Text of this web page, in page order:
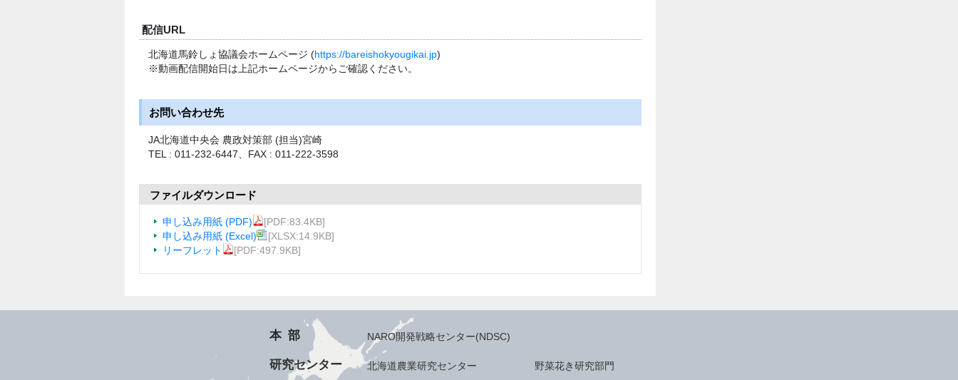
配信URL
北海道馬鈴しょ協議会ホームページ (https://bareishokyougikai.jp)
※動画配信開始日は上記ホームページからご確認ください。
お問い合わせ先
JA北海道中央会 農政対策部 (担当)宮崎
TEL : 011-232-6447、FAX : 011-222-3598
ファイルダウンロード
申し込み用紙 (PDF)
[PDF:83.4KB]
申し込み用紙 (Excel)
[XLSX:14.9KB]
リーフレット
[PDF:497.9KB]
本部 NARO開発戦略センター(NDSC)
研究センター 北海道農業研究センター 野菜花き研究部門